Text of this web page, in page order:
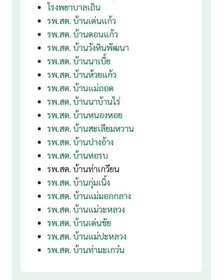
โรงพยาบาลเถิน
รพ.สต. บ้านเด่นแก้ว
รพ.สต. บ้านดอนแก้ว
รพ.สต. บ้านวังหินพัฒนา
รพ.สต. บ้านนาเบี้ย
รพ.สต. บ้านห้วยแก้ว
รพ.สต. บ้านแม่ถอด
รพ.สต. บ้านนาบ้านไร่
รพ.สต. บ้านหนองหอย
รพ.สต. บ้านสะเลียมหวาน
รพ.สต. บ้านปางอ้าง
รพ.สต. บ้านหอรบ
รพ.สต. บ้านท่าเกวียน
รพ.สต. บ้านกุ่มเนิ้ง
รพ.สต. บ้านแม่มอกกลาง
รพ.สต. บ้านแม่วะหลวง
รพ.สต. บ้านเด่นชัย
รพ.สต. บ้านแม่ปะหลวง
รพ.สต. บ้านท่ามะเกว๋น